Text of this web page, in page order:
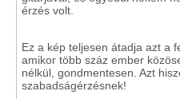
érzés volt.
Ez a kép teljesen átadja azt a
amikor több száz ember
nélkül, gondmentesen. Azt
szabadságérzésnek!